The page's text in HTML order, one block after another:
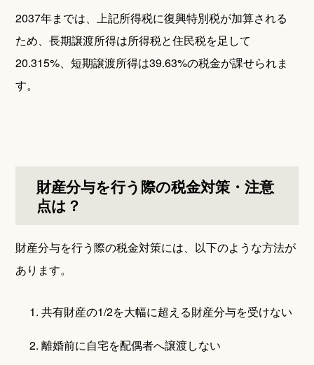
2037年までは、上記所得税に復興特別税が加算される
ため、長期譲渡所得は所得税と住民税を足して
20.315%、短期譲渡所得は39.63%の税金が課せられま
す。
財産分与を行う際の税金対策・注意
点は？
財産分与を行う際の税金対策には、以下のような方法が
あります。
1. 共有財産の1/2を大幅に超える財産分与を受けない
2. 離婚前に自宅を配偶者へ譲渡しない